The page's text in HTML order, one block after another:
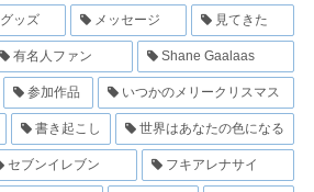
グッズ メッセージ 見てきた
有名人ファン Shane Gaalaas
参加作品 いつかのメリークリスマス
書き起こし 世界はあなたの色になる
セブンイレブン フキアレナサイ